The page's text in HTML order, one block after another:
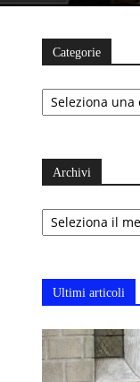
Categorie
Categorie
Archivi
Archivi
Ultimi articoli